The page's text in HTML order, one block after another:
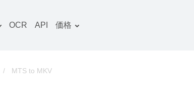
ンバーター
OCR API 価格
/ MTS to MKV